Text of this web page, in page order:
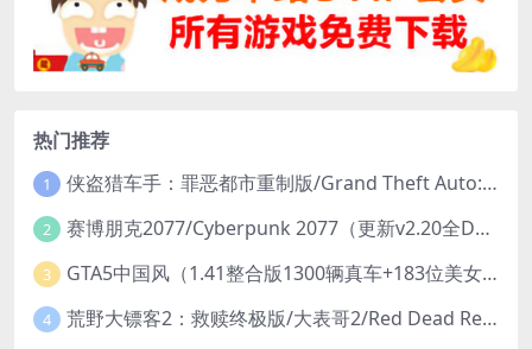
热门推荐
1 侠盗猎车手：罪恶都市重制版/Grand Theft Auto: Vice City – The Definitive Edition
2 赛博朋克2077/Cyberpunk 2077（更新v2.20全DLC）
3 GTA5中国风（1.41整合版1300辆真车+183位美女与英雄+200%存档）
4 荒野大镖客2：救赎终极版/大表哥2/Red Dead Redemption 2: Ultimate Edition（更新v1491.50终极版）